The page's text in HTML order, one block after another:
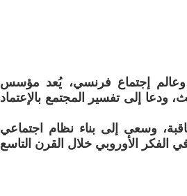
هو فيلسوف وعالم إجتماع فرنسي، يُعد مؤسس
ودعا إلى تفسير المجتمع بالإعتماد
وسعى إلى بناء نظام اجتماعي
الفكر الأوروبي خلال القرن التاسع